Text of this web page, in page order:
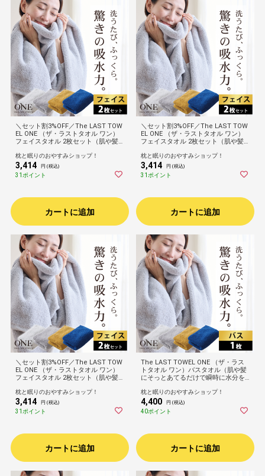
＼セット割3%OFF／The LAST TOW
EL ONE （ザ・ラストタオル ワン）
フェイスタオル 2枚セット（肌や髪
吸収！ゴシゴシしない、肌が喜ぶタ
オル）洗顔 手拭き ふんわり ふかふ
か 柔らかい 速乾 吸水 日本製 高品質
高級 ホテル 32×90cm
枕と眠りのおやすみショップ！
3,414 円 (税込)
31ポイント
カートに追加
＼セット割3%OFF／The LAST TOW
EL ONE （ザ・ラストタオル ワン）
フェイスタオル 2枚セット（肌や髪
吸収！ゴシゴシしない、肌が喜ぶタ
オル）洗顔 手拭き ふんわり ふかふ
か 柔らかい 速乾 吸水 日本製 高品質
高級 ホテル 32×90cm
枕と眠りのおやすみショップ！
3,414 円 (税込)
31ポイント
カートに追加
＼セット割3%OFF／The LAST TOW
EL ONE （ザ・ラストタオル ワン）
フェイスタオル 2枚セット（肌や髪
吸収！ゴシゴシしない、肌が喜ぶタ
オル）洗顔 手拭き ふんわり ふかふ
か 柔らかい 速乾 吸水 日本製 高品質
高級 ホテル 32×90cm
枕と眠りのおやすみショップ！
3,414 円 (税込)
31ポイント
カートに追加
The LAST TOWEL ONE （ザ・ラス
トタオル ワン）バスタオル（肌や髪
にそっとあてるだけで瞬時に水分を
オル）お風呂上り 身体拭き ふんわり
ふかふか 柔らかい 速乾 吸水 日本製
高品質 高級 ホテル プレゼント ギフ
ト ゴワつかない 60×120cm
枕と眠りのおやすみショップ！
4,400 円 (税込)
40ポイント
カートに追加